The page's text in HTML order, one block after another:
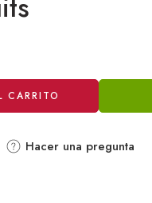
CARRITO
Hacer una pregunta